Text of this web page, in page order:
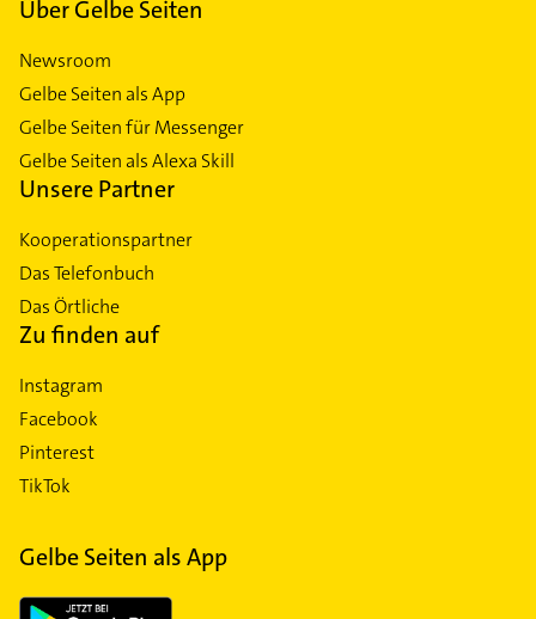
Über Gelbe Seiten
Newsroom
Gelbe Seiten als App
Gelbe Seiten für Messenger
Gelbe Seiten als Alexa Skill
Unsere Partner
Kooperationspartner
Das Telefonbuch
Das Örtliche
Zu finden auf
Instagram
Facebook
Pinterest
TikTok
Gelbe Seiten als App